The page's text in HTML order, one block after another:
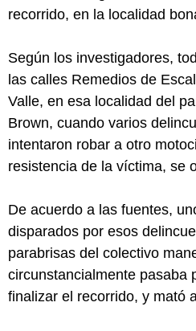
recorrido, en la localidad
Según los investigadores,
las calles Remedios de
Valle, en esa localidad del
Brown, cuando varios
intentaron robar a otro
resistencia de la víctima, se
De acuerdo a las fuentes,
disparados por esos
parabrisas del colectivo
circunstancialmente pasaba
finalizar el recorrido, y mató